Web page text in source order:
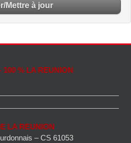
100 % LA REUNION
LA REUNION
– CS 61053